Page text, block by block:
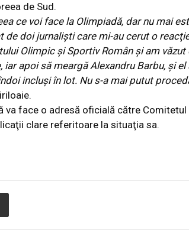
de Sud.
ce voi face la Olimpiadă, dar nu mai
de doi jurnalişti care mi-au cerut o
Olimpic şi Sportiv Român şi am
iar apoi să meargă Alexandru Barbu, şi
incluşi în lot. Nu s-a mai putut
va face o adresă oficială către
clare referitoare la situaţia sa.